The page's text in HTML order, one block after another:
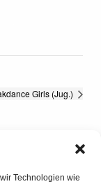
Technologien wie
Girls (Jug.)